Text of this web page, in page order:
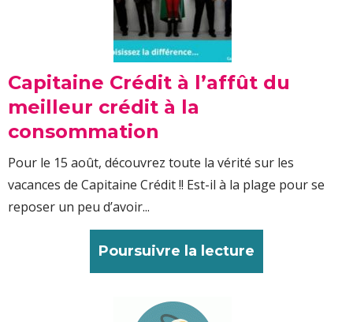
Capitaine Crédit à l’affût du
meilleur crédit à la
consommation
Pour le 15 août, découvrez toute la vérité sur les
vacances de Capitaine Crédit !! Est-il à la plage pour se
reposer un peu d’avoir...
Poursuivre la lecture